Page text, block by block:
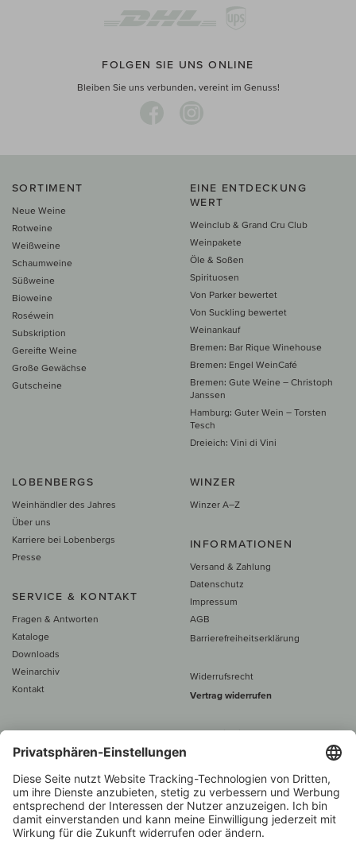
FOLGEN SIE UNS ONLINE
Bleiben Sie uns verbunden, vereint im Genuss!
SORTIMENT
Neue Weine
Rotweine
Weißweine
Schaumweine
Süßweine
Bioweine
Roséwein
Subskription
Gereifte Weine
Große Gewächse
Gutscheine
EINE ENTDECKUNG
WERT
Weinclub & Grand Cru Club
Weinpakete
Öle & Soßen
Spirituosen
Von Parker bewertet
Von Suckling bewertet
Weinankauf
Bremen: Bar Rique Winehouse
Bremen: Engel WeinCafé
Bremen: Gute Weine – Christoph
Janssen
Hamburg: Guter Wein – Torsten
Tesch
Dreieich: Vini di Vini
LOBENBERGS
Weinhändler des Jahres
Über uns
Karriere bei Lobenbergs
Presse
SERVICE & KONTAKT
Fragen & Antworten
Kataloge
Downloads
Weinarchiv
Kontakt
WINZER
Winzer A–Z
INFORMATIONEN
Versand & Zahlung
Datenschutz
Impressum
AGB
Barrierefreiheitserklärung
Widerrufsrecht
Vertrag widerrufen
Alle Preise inkl. MwSt., zzgl. 5 €
60 € versand­kosten­